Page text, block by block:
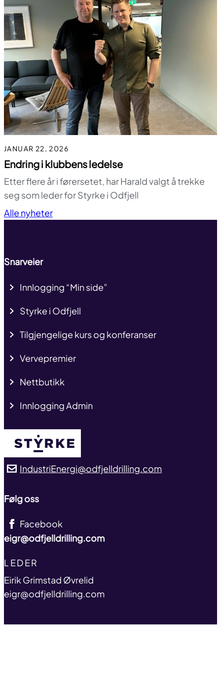
JANUAR 22, 2026
Endring i klubbens ledelse
Etter flere år i førersetet, har Harald valgt å trekke
seg som leder for Styrke i Odfjell
Alle nyheter
Snarveier
Innlogging “Min side”
Styrke i Odfjell
Tilgjengelige kurs og konferanser
Vervepremier
Nettbutikk
Innlogging Admin
IndustriEnergi@odfjelldrilling.com
Følg oss
Facebook
eigr@odfjelldrilling.com
TITLE
LEDER
name
Eirik Grimstad Øvrelid
email
eigr@odfjelldrilling.com